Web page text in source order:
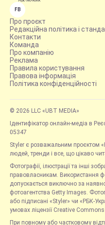
FB
Про проєкт
Редакційна політика і
Контакти
Команда
Про компанію
Реклама
Правила користування
Правова інформація
Політика конфіденційності
© 2026 LLC «UBT MEDIA»
Ідентифікатор онлайн-медіа в
05347
Styler є розважальним проєктом
людей, тренди і все, що цікаво
Фотографії, ілюстрації та інші
правовласникам. Використання
допускається виключно за
фотоагентства Getty Images.
або підписані «Styler» чи «РБК-
умовах ліцензії Creative
При повному або частковому